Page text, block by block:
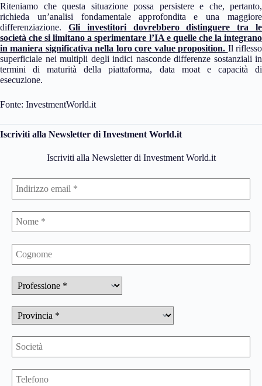
Riteniamo che questa situazione possa persistere e che, pertanto,
richieda un’analisi fondamentale approfondita e una maggiore
differenziazione. Gli investitori dovrebbero distinguere tra le
società che si limitano a sperimentare l’IA e quelle che la integrano
in maniera significativa nella loro core value proposition. Il riflesso
superficiale nei multipli degli indici nasconde differenze sostanziali in
termini di maturità della piattaforma, data moat e capacità di
esecuzione.
Fonte: InvestmentWorld.it
Iscriviti alla Newsletter di Investment World.it
Iscriviti alla Newsletter di Investment World.it